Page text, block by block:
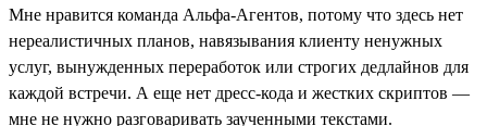
Мне нравится команда Альфа-Агентов, потому что здесь нет
нереалистичных планов, навязывания клиенту ненужных
услуг, вынужденных переработок или строгих дедлайнов для
каждой встречи. А еще нет дресс-кода и жестких скриптов —
мне не нужно разговаривать заученными текстами.